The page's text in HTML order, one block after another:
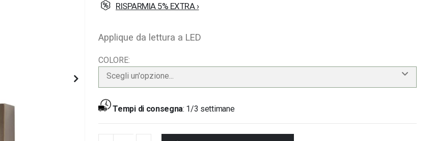
RISPARMIA 5% EXTRA ›
Applique da lettura a LED
COLORE
Scegli un'opzione...
Tempi di consegna: 1/3 settimane